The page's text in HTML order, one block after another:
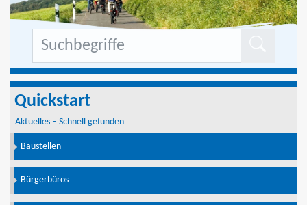
Quickstart
Aktuelles – Schnell gefunden
Baustellen
Bürgerbüros